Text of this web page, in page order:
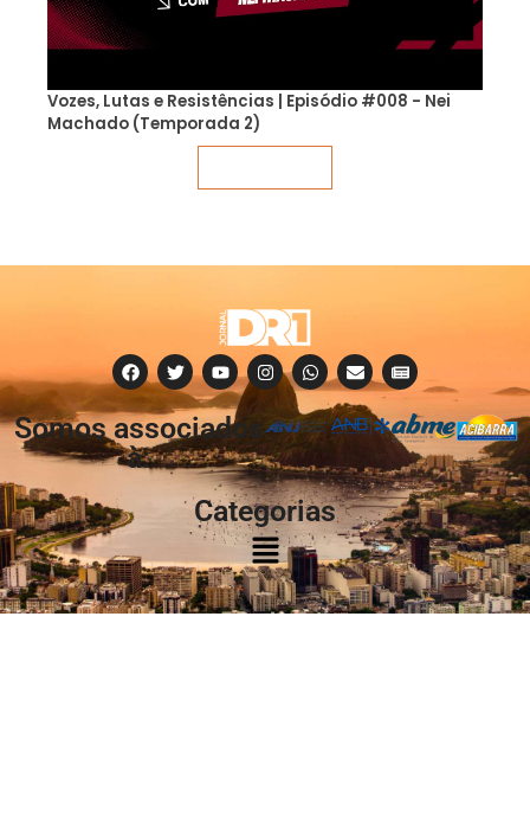
Vozes, Lutas e Resistências | Episódio #008 - Nei
Machado (Temporada 2)
Somos associados
à:
Categorias